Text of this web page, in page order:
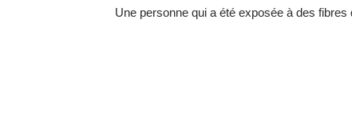
Une personne qui a été exposée à des fibres